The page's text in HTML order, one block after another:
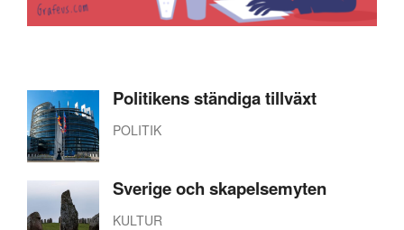
Politikens ständiga tillväxt
POLITIK
Sverige och skapelsemyten
KULTUR